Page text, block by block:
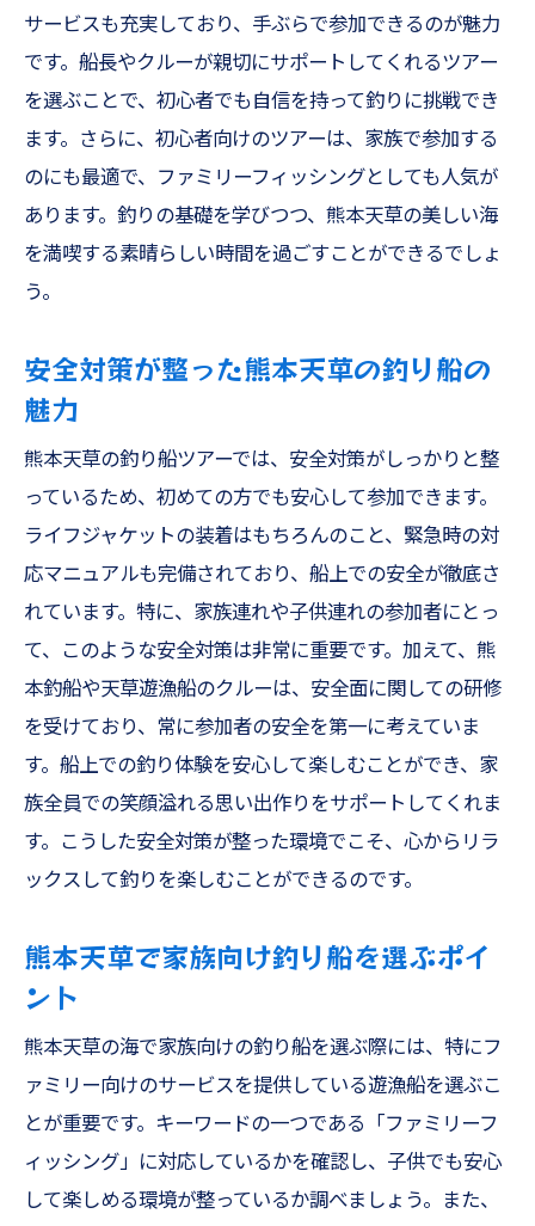
熊本天草でのタイラバとジギングの違い
家族で楽しむタイラバとジギングのコツ
家族で楽しむ熊本釣船の魅力ワタリガニとアオ
リイカを狙おう
アオリイカ釣りの楽しみ方と魅力
アオリイカの生態と釣りのヒント
天草遊漁船での釣り初心者でもできるアジング
とテンヤの楽しみ方
アジング初心者が知っておくべき基本情報
天草でのテンヤの挑戦と楽しさ
初心者向けアジングの基礎知識
テンヤで狙う天草の魚たち
家族で楽しむアジングとテンヤの魅力
安全なファミリーフィッシング完備されたライ
フジャケットで安心
ファミリーフィッシングでの安全対策の重
熊本天草でのライフジャケットの選び方
子供も安心！ライフジャケットの着用方法
安全に楽しむためのファミリーフィッシン
グの心得
ライフジャケットのメンテナンスと管理方
法
サービスも充実しており、手ぶらで参加できるのが魅力
です。船長やクルーが親切にサポートしてくれるツアー
を選ぶことで、初心者でも自信を持って釣りに挑戦でき
ます。さらに、初心者向けのツアーは、家族で参加する
のにも最適で、ファミリーフィッシングとしても人気が
あります。釣りの基礎を学びつつ、熊本天草の美しい海
を満喫する素晴らしい時間を過ごすことができるでしょ
う。
安全対策が整った熊本天草の釣り船の
魅力
熊本天草の釣り船ツアーでは、安全対策がしっかりと整
っているため、初めての方でも安心して参加できます。
ライフジャケットの装着はもちろんのこと、緊急時の対
応マニュアルも完備されており、船上での安全が徹底さ
れています。特に、家族連れや子供連れの参加者にとっ
て、このような安全対策は非常に重要です。加えて、熊
本釣船や天草遊漁船のクルーは、安全面に関しての研修
を受けており、常に参加者の安全を第一に考えていま
す。船上での釣り体験を安心して楽しむことができ、家
族全員での笑顔溢れる思い出作りをサポートしてくれま
す。こうした安全対策が整った環境でこそ、心からリラ
ックスして釣りを楽しむことができるのです。
熊本天草で家族向け釣り船を選ぶポイ
ント
熊本天草の海で家族向けの釣り船を選ぶ際には、特にフ
ァミリー向けのサービスを提供している遊漁船を選ぶこ
とが重要です。キーワードの一つである「ファミリーフ
ィッシング」に対応しているかを確認し、子供でも安心
して楽しめる環境が整っているか調べましょう。また、